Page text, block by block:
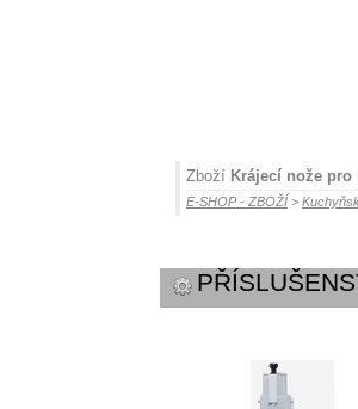
Zboží Krájecí nože
E-SHOP - ZBOŽÍ >